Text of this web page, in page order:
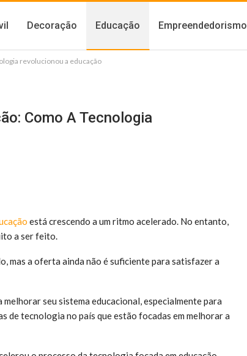
Decoração Educação Empreendedorismo
revolucionou a educação
Como A Tecnologia
está crescendo a um ritmo acelerado. No entanto,
a ser feito.
mas a oferta ainda não é suficiente para satisfazer a
seu sistema educacional, especialmente para
de tecnologia no país que estão focadas em melhorar a